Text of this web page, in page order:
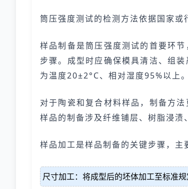
筒压强度测试的检测方法依据国家或
样品制备是筒压强度测试的首要环
步骤。成型时应确保模具清洁、组
为温度20±2°C、相对湿度95%以上。
对于陶瓷和复合材料样品，制备方
样品的制备涉及纤维铺层、树脂浸渍
样品加工是样品制备的关键步骤，主
尺寸加工：将成型后的坯体加工至标准